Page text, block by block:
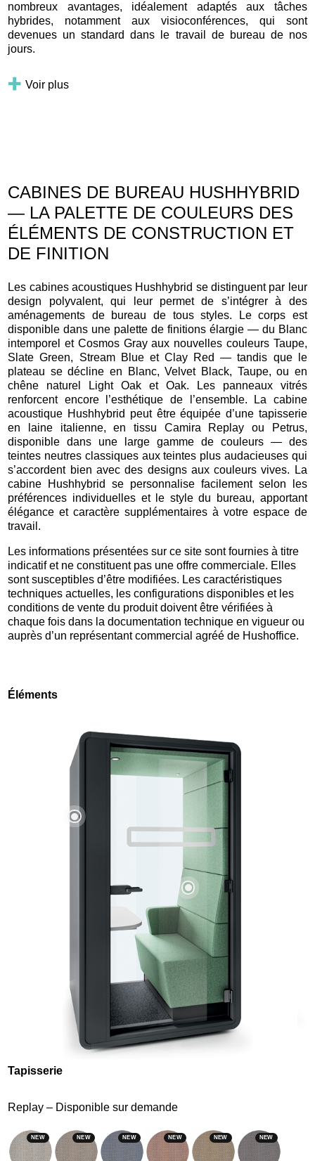
nombreux avantages, idéalement adaptés aux tâches
hybrides, notamment aux visioconférences, qui sont
devenues un standard dans le travail de bureau de nos
jours.
Voir plus
CABINES DE BUREAU HUSHHYBRID
— LA PALETTE DE COULEURS DES
ÉLÉMENTS DE CONSTRUCTION ET
DE FINITION
Les cabines acoustiques Hushhybrid se distinguent par leur
design polyvalent, qui leur permet de s’intégrer à des
aménagements de bureau de tous styles. Le corps est
disponible dans une palette de finitions élargie — du Blanc
intemporel et Cosmos Gray aux nouvelles couleurs Taupe,
Slate Green, Stream Blue et Clay Red — tandis que le
plateau se décline en Blanc, Velvet Black, Taupe, ou en
chêne naturel Light Oak et Oak. Les panneaux vitrés
renforcent encore l’esthétique de l’ensemble. La cabine
acoustique Hushhybrid peut être équipée d’une tapisserie
en laine italienne, en tissu Camira Replay ou Petrus,
disponible dans une large gamme de couleurs — des
teintes neutres classiques aux teintes plus audacieuses qui
s’accordent bien avec des designs aux couleurs vives. La
cabine Hushhybrid se personnalise facilement selon les
préférences individuelles et le style du bureau, apportant
élégance et caractère supplémentaires à votre espace de
travail.
Les informations présentées sur ce site sont fournies à titre
indicatif et ne constituent pas une offre commerciale. Elles
sont susceptibles d’être modifiées. Les caractéristiques
techniques actuelles, les configurations disponibles et les
conditions de vente du produit doivent être vérifiées à
chaque fois dans la documentation technique en vigueur ou
auprès d’un représentant commercial agréé de Hushoffice.
Éléments
Tapisserie
Replay – Disponible sur demande
NEW NEW NEW NEW NEW NEW